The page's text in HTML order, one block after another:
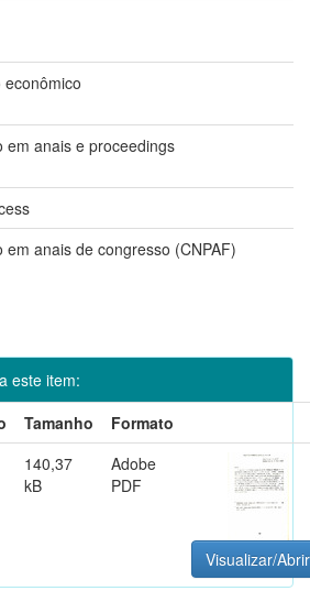
econômico
em anais e proceedings
em anais de congresso (CNPAF)
este item:
Tamanho
Formato
140,37
kB
Adobe
PDF
Visualizar/Abrir